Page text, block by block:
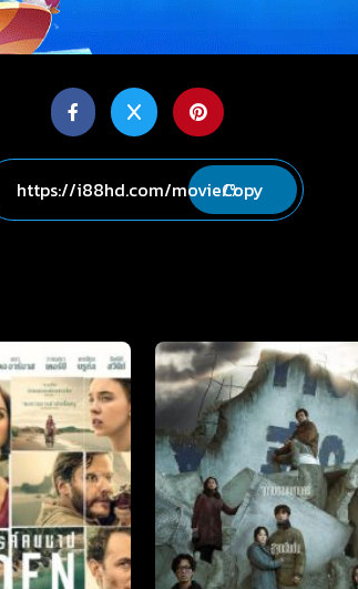
Copy